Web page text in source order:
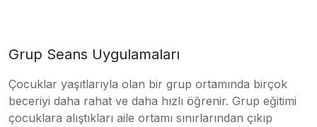
Grup Seans Uygulamaları
Çocuklar yaşıtlarıyla olan bir grup ortamında birçok
beceriyi daha rahat ve daha hızlı öğrenir. Grup eğitimi
çocuklara alıştıkları aile ortamı sınırlarından çıkıp